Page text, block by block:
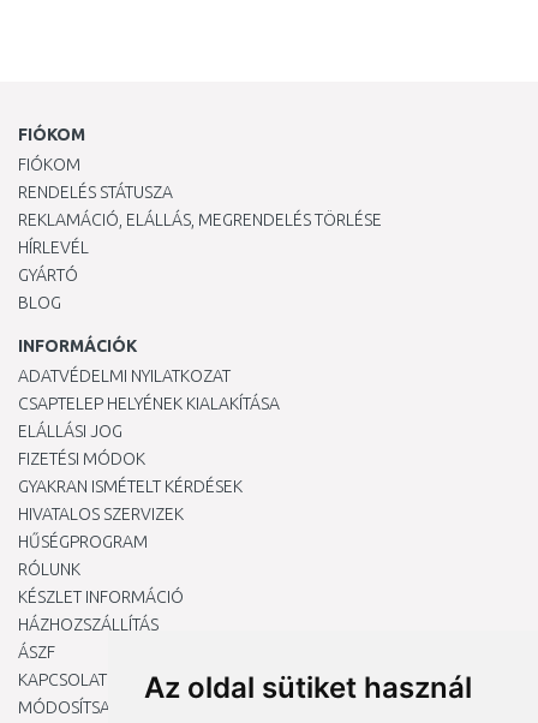
Az oldal sütiket használ
FIÓKOM
FIÓKOM
RENDELÉS STÁTUSZA
REKLAMÁCIÓ, ELÁLLÁS, MEGRENDELÉS TÖRLÉSE
HÍRLEVÉL
GYÁRTÓ
BLOG
INFORMÁCIÓK
ADATVÉDELMI NYILATKOZAT
CSAPTELEP HELYÉNEK KIALAKÍTÁSA
ELÁLLÁSI JOG
FIZETÉSI MÓDOK
GYAKRAN ISMÉTELT KÉRDÉSEK
HIVATALOS SZERVIZEK
HŰSÉGPROGRAM
RÓLUNK
KÉSZLET INFORMÁCIÓ
HÁZHOZSZÁLLÍTÁS
ÁSZF
KAPCSOLAT
MÓDOSÍTSA A COOKIE-BEÁLLÍTÁSAIMAT